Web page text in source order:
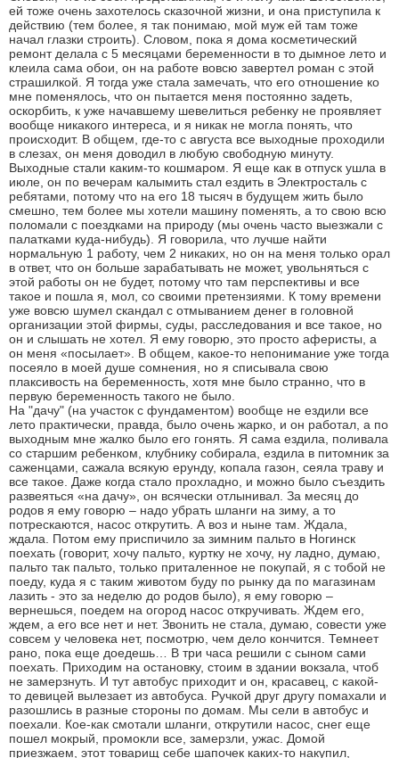
ей тоже очень захотелось сказочной жизни, и она приступила к
действию (тем более, я так понимаю, мой муж ей там тоже
начал глазки строить). Словом, пока я дома косметический
ремонт делала с 5 месяцами беременности в то дымное лето и
клеила сама обои, он на работе вовсю завертел роман с этой
страшилкой. Я тогда уже стала замечать, что его отношение ко
мне поменялось, что он пытается меня постоянно задеть,
оскорбить, к уже начавшему шевелиться ребенку не проявляет
вообще никакого интереса, и я никак не могла понять, что
происходит. В общем, где-то с августа все выходные проходили
в слезах, он меня доводил в любую свободную минуту.
Выходные стали каким-то кошмаром. Я еще как в отпуск ушла в
июле, он по вечерам калымить стал ездить в Электросталь с
ребятами, потому что на его 18 тысяч в будущем жить было
смешно, тем более мы хотели машину поменять, а то свою всю
поломали с поездками на природу (мы очень часто выезжали с
палатками куда-нибудь). Я говорила, что лучше найти
нормальную 1 работу, чем 2 никаких, но он на меня только орал
в ответ, что он больше зарабатывать не может, увольняться с
этой работы он не будет, потому что там перспективы и все
такое и пошла я, мол, со своими претензиями. К тому времени
уже вовсю шумел скандал с отмыванием денег в головной
организации этой фирмы, суды, расследования и все такое, но
он и слышать не хотел. Я ему говорю, это просто аферисты, а
он меня «посылает». В общем, какое-то непонимание уже тогда
посеяло в моей душе сомнения, но я списывала свою
плаксивость на беременность, хотя мне было странно, что в
первую беременность такого не было.
На "дачу" (на участок с фундаментом) вообще не ездили все
лето практически, правда, было очень жарко, и он работал, а по
выходным мне жалко было его гонять. Я сама ездила, поливала
со старшим ребенком, клубнику собирала, ездила в питомник за
саженцами, сажала всякую ерунду, копала газон, сеяла траву и
все такое. Даже когда стало прохладно, и можно было съездить
развеяться «на дачу», он всячески отлынивал. За месяц до
родов я ему говорю – надо убрать шланги на зиму, а то
потрескаются, насос открутить. А воз и ныне там. Ждала,
ждала. Потом ему приспичило за зимним пальто в Ногинск
поехать (говорит, хочу пальто, куртку не хочу, ну ладно, думаю,
пальто так пальто, только приталенное не покупай, я с тобой не
поеду, куда я с таким животом буду по рынку да по магазинам
лазить - это за неделю до родов было), я ему говорю –
вернешься, поедем на огород насос откручивать. Ждем его,
ждем, а его все нет и нет. Звонить не стала, думаю, совести уже
совсем у человека нет, посмотрю, чем дело кончится. Темнеет
рано, пока еще доедешь… В три часа решили с сыном сами
поехать. Приходим на остановку, стоим в здании вокзала, чтоб
не замерзнуть. И тут автобус приходит и он, красавец, с какой-
то девицей вылезает из автобуса. Ручкой друг другу помахали и
разошлись в разные стороны по домам. Мы сели в автобус и
поехали. Кое-как смотали шланги, открутили насос, снег еще
пошел мокрый, промокли все, замерзли, ужас. Домой
приезжаем, этот товарищ себе шапочек каких-то накупил,